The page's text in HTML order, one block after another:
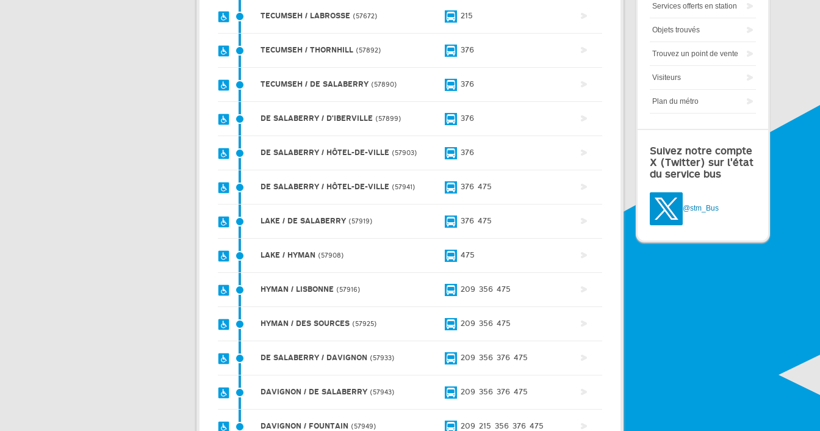
TECUMSEH / LABROSSE 57672 215
TECUMSEH / THORNHILL 57892 376
TECUMSEH / DE SALABERRY 57890 376
DE SALABERRY / D'IBERVILLE 57899 376
DE SALABERRY / HÔTEL-DE-VILLE 57903 376
DE SALABERRY / HÔTEL-DE-VILLE 57941 376 475
LAKE / DE SALABERRY 57919 376 475
LAKE / HYMAN 57908 475
HYMAN / LISBONNE 57916 209 356 475
HYMAN / DES SOURCES 57925 209 356 475
DE SALABERRY / DAVIGNON 57933 209 356 376 475
DAVIGNON / DE SALABERRY 57943 209 356 376 475
DAVIGNON / FOUNTAIN 57949 209 215 356 376 475
Services offerts en station
Objets trouvés
Trouvez un point de vente
Visiteurs
Plan du métro
Suivez notre compte
X (Twitter) sur l'état
du service bus
@stm_Bus